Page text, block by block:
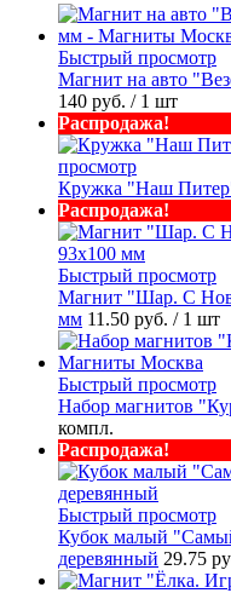
Быстрый просмотр
Магнит на авто
140 руб. / 1 шт
Распродажа!
просмотр
Кружка "Наш
Распродажа!
Быстрый просмотр
Магнит "Шар. С
мм 11.50 руб. / 1 шт
Быстрый просмотр
Набор магнитов
компл.
Распродажа!
Быстрый просмотр
Кубок малый
деревянный 29.75